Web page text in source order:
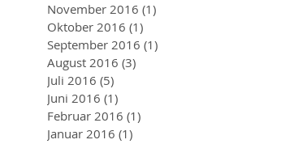
November 2016 (1)
Oktober 2016 (1)
September 2016 (1)
August 2016 (3)
Juli 2016 (5)
Juni 2016 (1)
Februar 2016 (1)
Januar 2016 (1)